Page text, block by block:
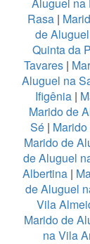
Rasa|
de
Quinta da
Tavares |
Aluguel na
Ifigênia |
Marido de
Sé |
Marido de
de Aluguel
Albertina|
de Aluguel
Vila
Marido de
na Vila